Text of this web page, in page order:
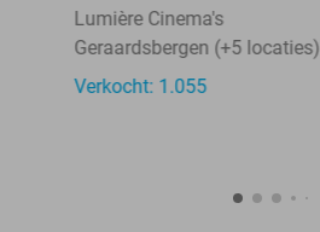
Lumière Cinema's
Geraardsbergen (+5 locaties)
Verkocht: 1.055